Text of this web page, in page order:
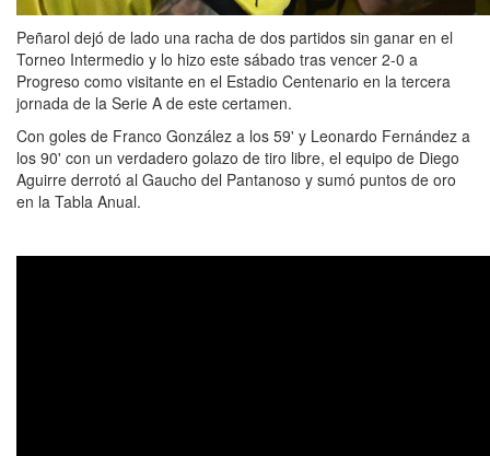
Peñarol dejó de lado una racha de dos partidos sin ganar en el
Torneo Intermedio y lo hizo este sábado tras vencer 2-0 a
Progreso como visitante en el Estadio Centenario en la tercera
jornada de la Serie A de este certamen.
Con goles de Franco González a los 59' y Leonardo Fernández a
los 90' con un verdadero golazo de tiro libre, el equipo de Diego
Aguirre derrotó al Gaucho del Pantanoso y sumó puntos de oro
en la Tabla Anual.